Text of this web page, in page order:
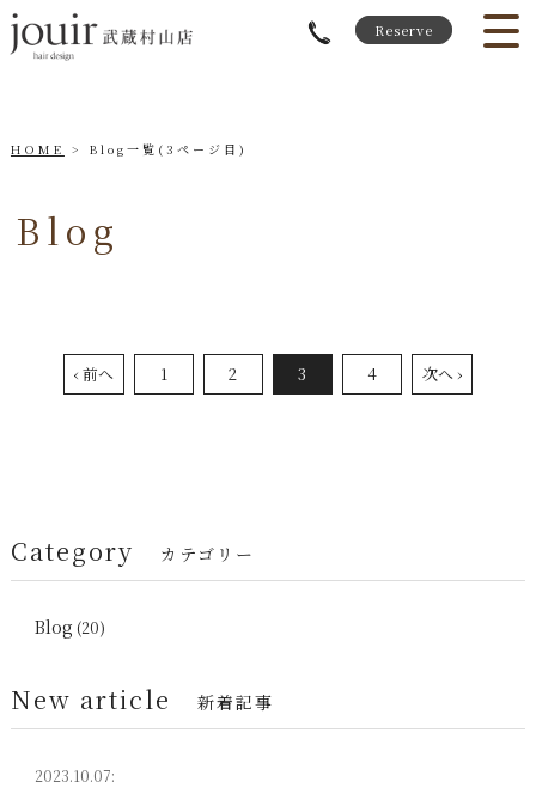
Reserve
HOME Blog一覧(3ページ目)
Blog
‹ 前へ 1 2 3 4 次へ ›
Category カテゴリー
Blog (20)
New article 新着記事
2023.10.07: